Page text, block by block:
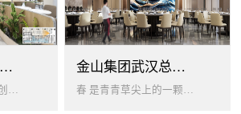
正浩创新创智员工餐厅
项目位于深圳南山区创智云城，服务正浩企业全体员工及来访亲友，总建筑面积 1537㎡，室内座位 450 座、室外休闲外摆 ...
金山集团武汉总部员工食堂设计
春 是青青草尖上的一颗露珠夏 是粼波湖面中倒映的晚霞秋 是宁静山谷里的一片落叶冬 是白雪中屹立不倒的松柏... ...0...